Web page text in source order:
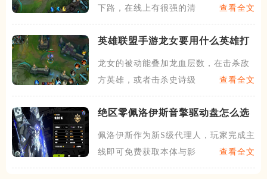
下路，在线上有很强的清线能
查看全文
英雄联盟手游龙女要用什么英雄打
龙女的被动能叠加龙血层数，在击杀敌
方英雄，或者击杀史诗级别的
查看全文
绝区零佩洛伊斯音擎驱动盘怎么选
佩洛伊斯作为新S级代理人，玩家完成主
线即可免费获取本体与影画
查看全文